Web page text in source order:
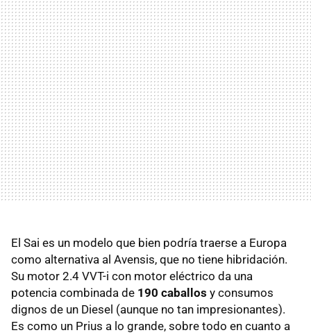
El Sai es un modelo que bien podría traerse a Europa
como alternativa al Avensis, que no tiene hibridación.
Su motor 2.4 VVT-i con motor eléctrico da una
potencia combinada de 190 caballos y consumos
dignos de un Diesel (aunque no tan impresionantes).
Es como un Prius a lo grande, sobre todo en cuanto a